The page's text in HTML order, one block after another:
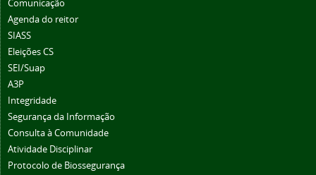
Comunicação
Agenda do reitor
SIASS
Eleições CS
SEI/Suap
A3P
Integridade
Segurança da Informação
Consulta à Comunidade
Atividade Disciplinar
Protocolo de Biossegurança